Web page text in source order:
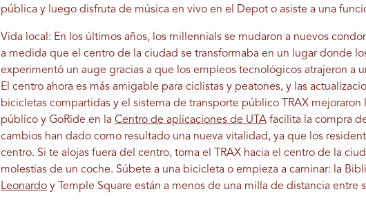
pública y luego disfruta de música en vivo en el Depot o asiste a una
Vida local: En los últimos años, los millennials se mudaron a nuevos
a medida que el centro de la ciudad se transformaba en un lugar donde
experimentó un auge gracias a que los empleos tecnológicos atrajeron a
El centro ahora es más amigable para ciclistas y peatones, y las
bicicletas compartidas y el sistema de transporte público TRAX
público y GoRide en la Centro de aplicaciones de UTAfacilita la compra
cambios han dado como resultado una nueva vitalidad, ya que los
centro. Si te alojas fuera del centro, toma el TRAX hacia el centro de la
molestias de un coche. Súbete a una bicicleta o empieza a caminar: la
Leonardoy Temple Square están a menos de una milla de distancia entre